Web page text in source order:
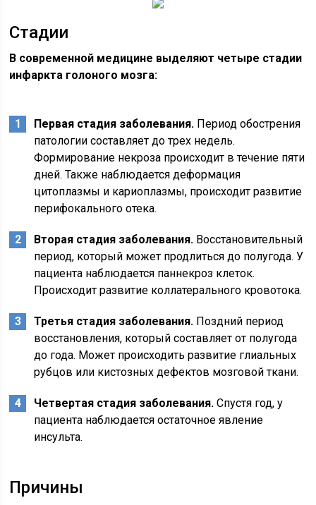
Стадии
В современной медицине выделяют четыре стадии
инфаркта голоного мозга:
Первая стадия заболевания. Период обострения
патологии составляет до трех недель.
Формирование некроза происходит в течение пяти
дней. Также наблюдается деформация
цитоплазмы и кариоплазмы, происходит развитие
перифокального отека.
Вторая стадия заболевания. Восстановительный
период, который может продлиться до полугода. У
пациента наблюдается паннекроз клеток.
Происходит развитие коллатерального кровотока.
Третья стадия заболевания. Поздний период
восстановления, который составляет от полугода
до года. Может происходить развитие глиальных
рубцов или кистозных дефектов мозговой ткани.
Четвертая стадия заболевания. Спустя год, у
пациента наблюдается остаточное явление
инсульта.
Причины